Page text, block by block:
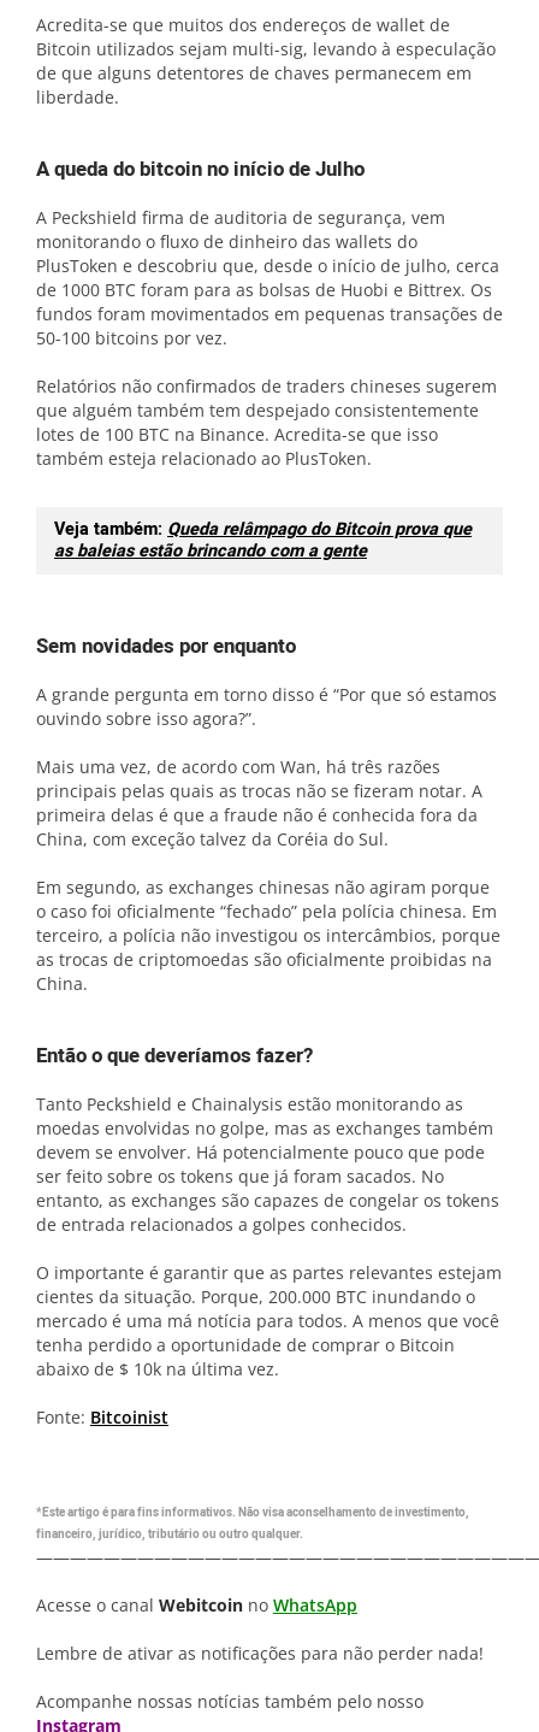
Acredita-se que muitos dos endereços de wallet de
Bitcoin utilizados sejam multi-sig, levando à especulação
de que alguns detentores de chaves permanecem em
liberdade.
A queda do bitcoin no início de Julho
A Peckshield firma de auditoria de segurança, vem
monitorando o fluxo de dinheiro das wallets do
PlusToken e descobriu que, desde o início de julho, cerca
de 1000 BTC foram para as bolsas de Huobi e Bittrex. Os
fundos foram movimentados em pequenas transações de
50-100 bitcoins por vez.
Relatórios não confirmados de traders chineses sugerem
que alguém também tem despejado consistentemente
lotes de 100 BTC na Binance. Acredita-se que isso
também esteja relacionado ao PlusToken.
Veja também: Queda relâmpago do Bitcoin prova que
as baleias estão brincando com a gente
Sem novidades por enquanto
A grande pergunta em torno disso é “Por que só estamos
ouvindo sobre isso agora?”.
Mais uma vez, de acordo com Wan, há três razões
principais pelas quais as trocas não se fizeram notar. A
primeira delas é que a fraude não é conhecida fora da
China, com exceção talvez da Coréia do Sul.
Em segundo, as exchanges chinesas não agiram porque
o caso foi oficialmente “fechado” pela polícia chinesa. Em
terceiro, a polícia não investigou os intercâmbios, porque
as trocas de criptomoedas são oficialmente proibidas na
China.
Então o que deveríamos fazer?
Tanto Peckshield e Chainalysis estão monitorando as
moedas envolvidas no golpe, mas as exchanges também
devem se envolver. Há potencialmente pouco que pode
ser feito sobre os tokens que já foram sacados. No
entanto, as exchanges são capazes de congelar os tokens
de entrada relacionados a golpes conhecidos.
O importante é garantir que as partes relevantes estejam
cientes da situação. Porque, 200.000 BTC inundando o
mercado é uma má notícia para todos. A menos que você
tenha perdido a oportunidade de comprar o Bitcoin
abaixo de $ 10k na última vez.
Fonte: Bitcoinist
*Este artigo é para fins informativos. Não visa aconselhamento de investimento,
financeiro, jurídico, tributário ou outro qualquer.
Acesse o canal Webitcoin no WhatsApp
Lembre de ativar as notificações para não perder nada!
Acompanhe nossas notícias também pelo nosso
Instagram